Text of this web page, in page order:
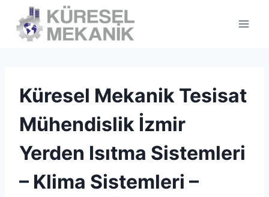
content
Küresel Mekanik Tesisat
Mühendislik İzmir
Yerden Isıtma Sistemleri
– Klima Sistemleri –